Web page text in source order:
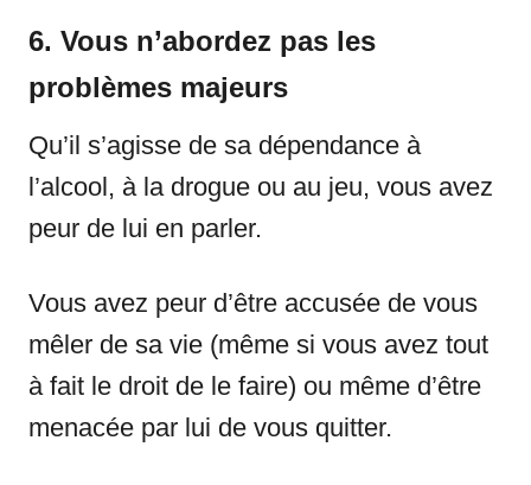
6. Vous n’abordez pas les
problèmes majeurs
Qu’il s’agisse de sa dépendance à
l’alcool, à la drogue ou au jeu, vous avez
peur de lui en parler.
Vous avez peur d’être accusée de vous
mêler de sa vie (même si vous avez tout
à fait le droit de le faire) ou même d’être
menacée par lui de vous quitter.